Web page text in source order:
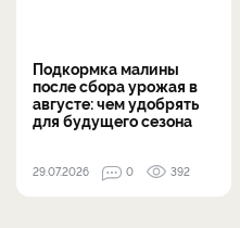
Подкормка малины
после сбора урожая в
августе: чем удобрять
для будущего сезона
29.07.2026 0 392